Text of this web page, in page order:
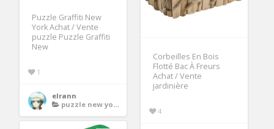
Puzzle Graffiti New
York Achat / Vente
puzzle Puzzle Graffiti
New
1
elrann
puzzle new york
Corbeilles En Bois
Flotté Bac À Freurs
Achat / Vente
jardinière
4